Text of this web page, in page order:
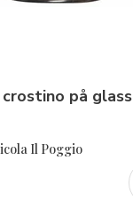
på glass
Il Poggio